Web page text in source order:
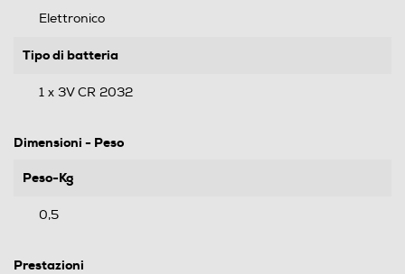
Elettronico
Tipo di batteria
1 x 3V CR 2032
Dimensioni - Peso
Peso-Kg
0,5
Prestazioni